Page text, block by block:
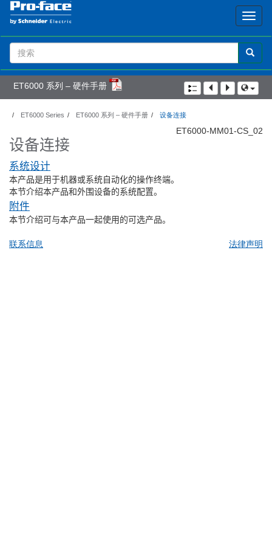
Search
Term
ET6000 系列 – 硬件手册
ET6000 Series ET6000 系列 – 硬件手册 设备连接
ET6000-MM01-CS_02
设备连接
系统设计
本产品是用于机器或系统自动化的操作终端。
本节介绍本产品和外围设备的系统配置。
附件
本节介绍可与本产品一起使用的可选产品。
联系信息 法律声明